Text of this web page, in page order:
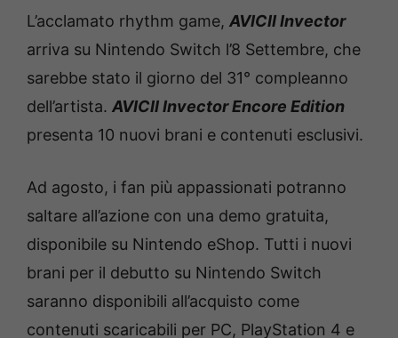
L’acclamato rhythm game, AVICII Invector
arriva su Nintendo Switch l’8 Settembre, che
sarebbe stato il giorno del 31° compleanno
dell’artista. AVICII Invector Encore Edition
presenta 10 nuovi brani e contenuti esclusivi.
Ad agosto, i fan più appassionati potranno
saltare all’azione con una demo gratuita,
disponibile su Nintendo eShop. Tutti i nuovi
brani per il debutto su Nintendo Switch
saranno disponibili all’acquisto come
contenuti scaricabili per PC, PlayStation 4 e